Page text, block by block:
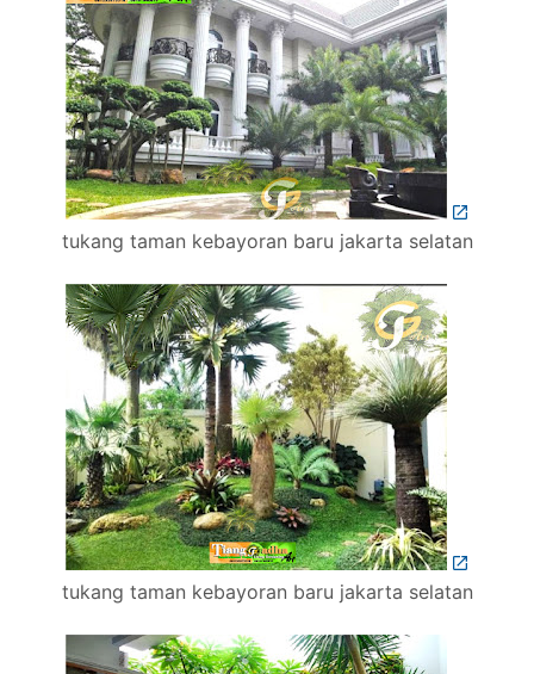
tukang taman kebayoran baru jakarta selatan
tukang taman kebayoran baru jakarta selatan